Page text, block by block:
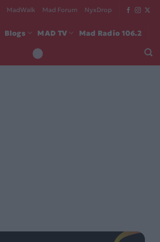
MadWalk Mad Forum NyxDrop
Blogs MAD TV Mad Radio 106.2